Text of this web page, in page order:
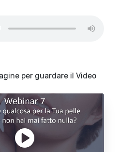
per guardare il Video